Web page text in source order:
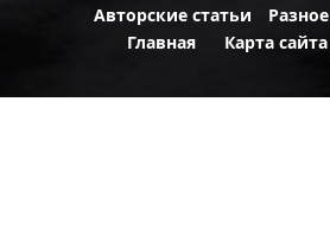
Авторские статьи
Разное
Главная
Карта сайта